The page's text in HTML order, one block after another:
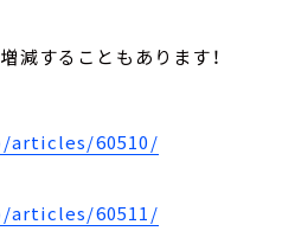
減することもあります！
articles/60510/
articles/60511/